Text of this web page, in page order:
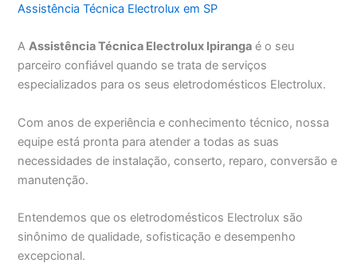
Assistência Técnica Electrolux em SP
AAssistência Técnica Electrolux Ipiranga é o seu
parceiro confiável quando se trata de serviços
especializados para os seus eletrodomésticos Electrolux.
Com anos de experiência e conhecimento técnico, nossa
equipe está pronta para atender a todas as suas
necessidades de instalação, conserto, reparo, conversão e
manutenção.
Entendemos que os eletrodomésticos Electrolux são
sinônimo de qualidade, sofisticação e desempenho
excepcional.